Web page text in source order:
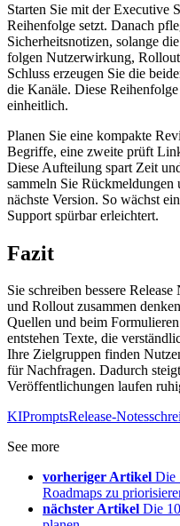
Starten Sie mit der Executive
Reihenfolge setzt. Danach
Sicherheitsnotizen, solange
folgen Nutzerwirkung,
Schluss erzeugen Sie die
die Kanäle. Diese
einheitlich.
Planen Sie eine kompakte
Begriffe, eine zweite prüft
Diese Aufteilung spart Zeit
sammeln Sie
nächste Version. So wächst
Support spürbar erleichtert.
Fazit
Sie schreiben bessere
und Rollout zusammen
Quellen und beim
entstehen Texte, die
Ihre Zielgruppen finden
für Nachfragen. Dadurch
Veröffentlichungen laufen
KIPromptsRelease-Notes
See more
vorheriger Artikel Die
Roadmaps zu
nächster Artikel Die